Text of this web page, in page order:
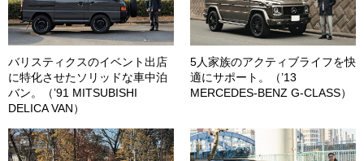
バリスティクスのイベント出店
に特化させたソリッドな車中泊
バン。（’91 MITSUBISHI
DELICA VAN）
5人家族のアクティブライフを快
適にサポート。（’13
MERCEDES-BENZ G-CLASS）